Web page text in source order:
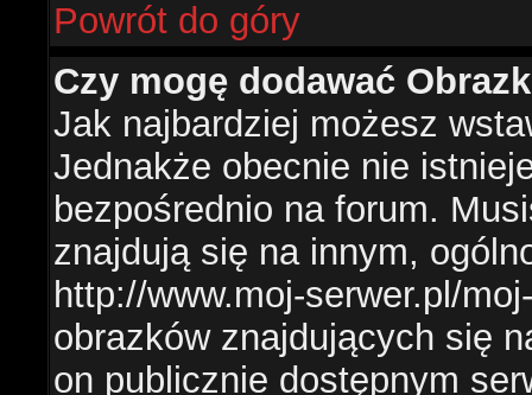
Powrót do góry
Czy mogę dodawać
Jak najbardziej możesz
Jednakże obecnie nie
bezpośrednio na forum.
znajdują się na innym,
http://www.moj-serwer.pl/
obrazków znajdujących się
on publicznie dostępnym